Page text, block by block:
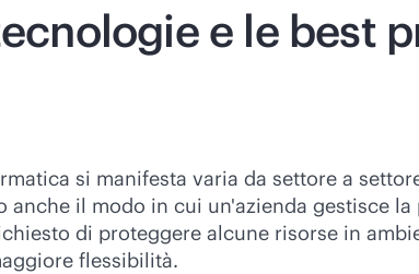
e le best
si manifesta varia da settore a
anche il modo in cui un'azienda gestisce
di proteggere alcune risorse in
flessibilità.